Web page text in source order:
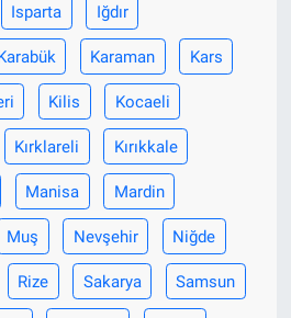
Isparta Iğdır
Karaman Kars
Kilis Kocaeli
Kırklareli Kırıkkale
Manisa Mardin
Muş Nevşehir Niğde
Rize Sakarya Samsun